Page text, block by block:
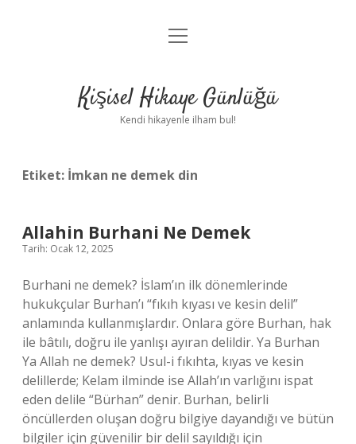
Anasayfa
Yasal Uyarı
menüyü
Kişisel Hikaye Günlüğü
Kendi hikayenle ilham bul!
Etiket: İmkan ne demek din
Allahin Burhani Ne Demek
Tarih: Ocak 12, 2025
Burhani ne demek? İslam’ın ilk dönemlerinde
hukukçular Burhan’ı “fıkıh kıyası ve kesin delil”
anlamında kullanmışlardır. Onlara göre Burhan, hak
ile bâtılı, doğru ile yanlışı ayıran delildir. Ya Burhan
Ya Allah ne demek? Usul-i fıkıhta, kıyas ve kesin
delillerde; Kelam ilminde ise Allah’ın varlığını ispat
eden delile “Bürhan” denir. Burhan, belirli
öncüllerden oluşan doğru bilgiye dayandığı ve bütün
bilgiler için güvenilir bir delil sayıldığı için